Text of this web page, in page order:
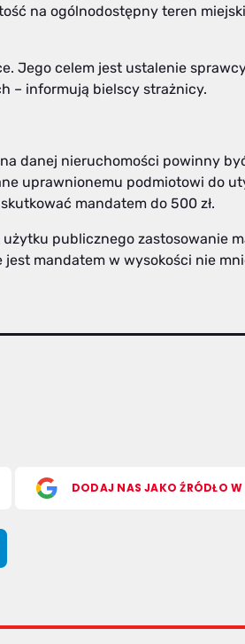
na ogólnodostępny teren
Jego celem jest ustalenie
– informują bielscy strażnicy.
danej nieruchomości powinny
uprawnionemu podmiotowi do
mandatem do 500 zł.
publicznego zastosowanie
mandatem w wysokości nie
DODAJ NAS JAKO ŹRÓDŁO W